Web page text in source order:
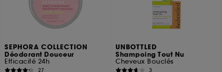
SEPHORA COLLECTION
Déodorant Douceur
Efficacité 24h
27
UNBOTTLED
Shampoing Tout Nu
Cheveux Bouclés
3